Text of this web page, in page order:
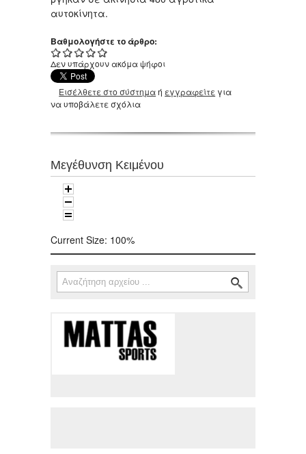
αυτοκίνητα.
Βαθμολογήστε το άρθρο:
Δεν υπάρχουν ακόμα ψήφοι
Εισέλθετε στο σύστημαή εγγραφείτε για
να υποβάλετε σχόλια
Μεγέθυνση Κειμένου
Current Size: 100%
Φόρμα αναζήτησης
Αναζήτηση